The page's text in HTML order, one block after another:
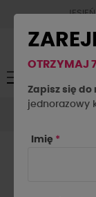
Toggle
navigation
☰
Akcesoria
OTRZYMAJ
Zapisz się
jednorazowy
Imię *